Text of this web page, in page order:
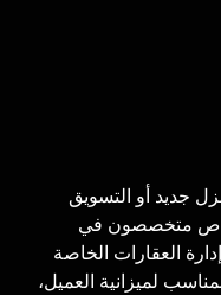
جديد أو التسويق
متخصصون في
العقارات الخاصة
لميزانية العميل،